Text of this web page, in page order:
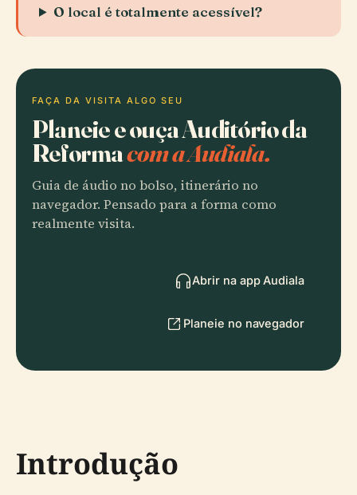
O local é totalmente acessível?
FAÇA DA VISITA ALGO SEU
Planeie e ouça Auditório da
Reformacom a Audiala.
Guia de áudio no bolso, itinerário no
navegador. Pensado para a forma como
realmente visita.
Abrir na app Audiala
Planeie no navegador
Introdução